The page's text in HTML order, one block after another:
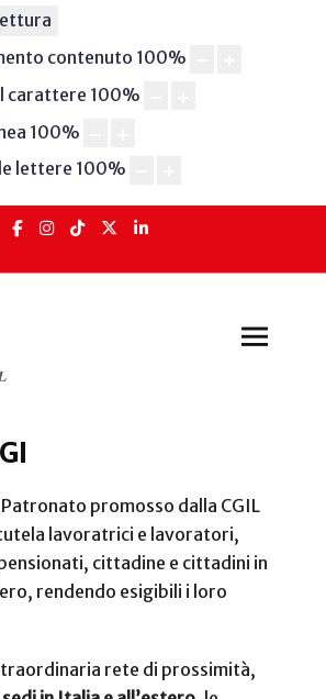
contenuto 100%
carattere 100%
100%
lettere 100%
Patronato promosso dalla CGIL
lavoratrici e lavoratori,
cittadine e cittadini in
rendendo esigibili i loro
rete di prossimità,